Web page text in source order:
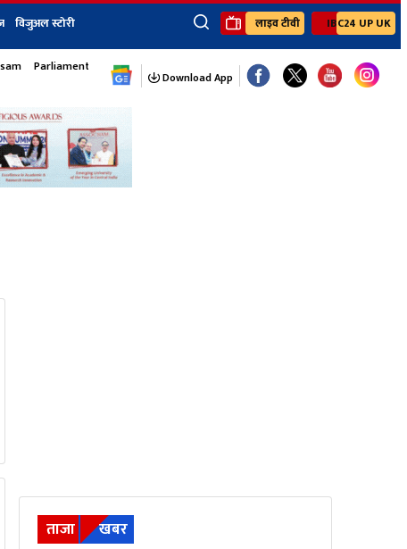
विजुअल स्टोरी
×
खेल जॉब्स न्यूज Youtube Channels
लाइव टीवी IBC24 UP UK
Parliament Monsoon Session
Download App
ताजा खबर